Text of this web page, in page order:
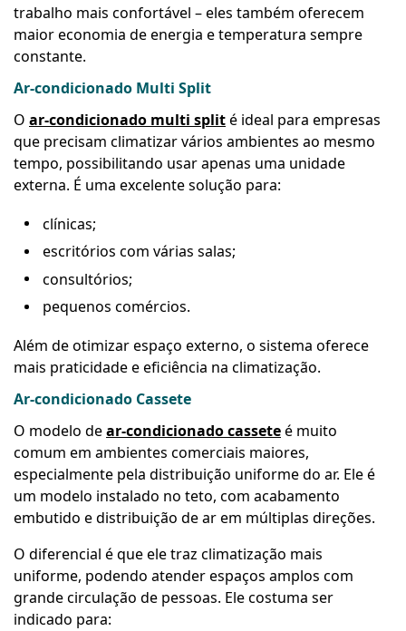
trabalho mais confortável – eles também oferecem
maior economia de energia e temperatura sempre
constante.
Ar-condicionado Multi Split
O ar-condicionado multi splité ideal para empresas
que precisam climatizar vários ambientes ao mesmo
tempo, possibilitando usar apenas uma unidade
externa. É uma excelente solução para:
clínicas;
escritórios com várias salas;
consultórios;
pequenos comércios.
Além de otimizar espaço externo, o sistema oferece
mais praticidade e eficiência na climatização.
Ar-condicionado Cassete
O modelo dear-condicionado casseteé muito
comum em ambientes comerciais maiores,
especialmente pela distribuição uniforme do ar. Ele é
um modelo instalado no teto, com acabamento
embutido e distribuição de ar em múltiplas direções.
O diferencial é que ele traz climatização mais
uniforme, podendo atender espaços amplos com
grande circulação de pessoas. Ele costuma ser
indicado para: